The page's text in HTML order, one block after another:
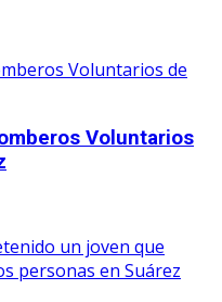
Voluntarios